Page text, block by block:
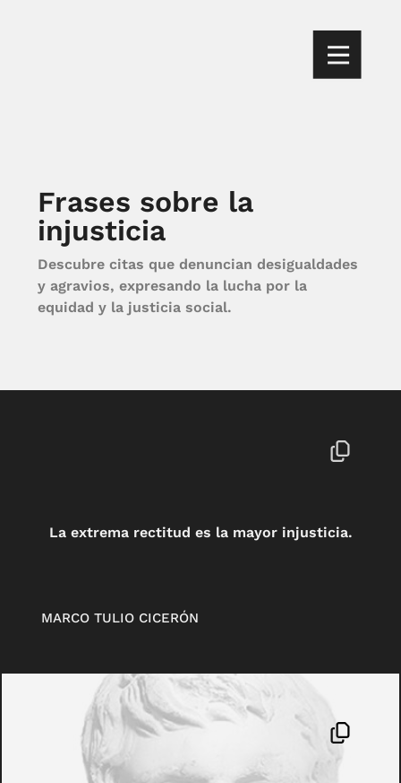
Frases sobre la
injusticia
Descubre citas que denuncian desigualdades
y agravios, expresando la lucha por la
equidad y la justicia social.
La extrema rectitud es la mayor injusticia.
MARCO TULIO CICERÓN